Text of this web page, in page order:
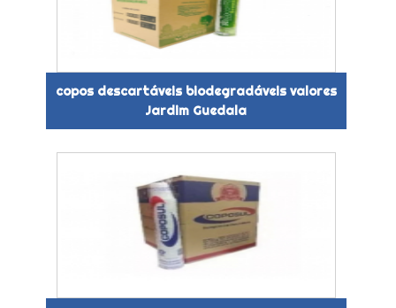
copos descartáveis biodegradáveis valores
Jardim Guedala